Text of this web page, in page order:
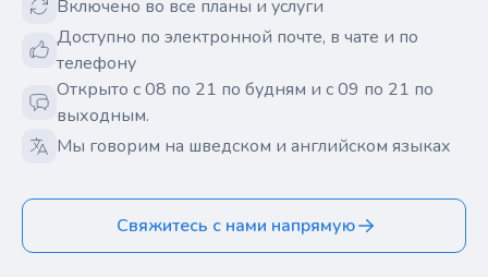
Включено во все планы и услуги
Доступно по электронной почте, в чате и по
телефону
Открыто с 08 по 21 по будням и с 09 по 21 по
выходным.
Мы говорим на шведском и английском языках
Свяжитесь с нами напрямую